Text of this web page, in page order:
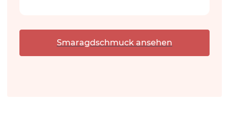
Smaragdschmuck ansehen